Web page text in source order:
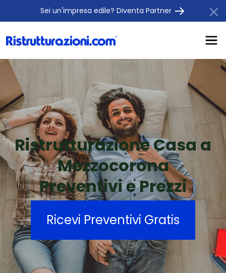
Sei un'impresa edile? Diventa Partner
Ristrutturazione Casa a
Mezzocorona
Preventivi e Prezzi
Ricevi Preventivi Gratis